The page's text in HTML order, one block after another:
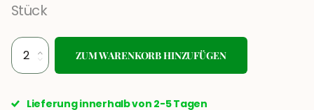
Stück
ZUM WARENKORB HINZUFÜGEN
Lieferung innerhalb von 2-5 Tagen